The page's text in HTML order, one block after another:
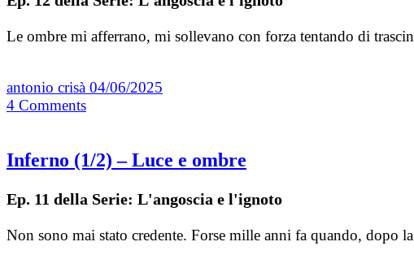
Le ombre mi afferrano, mi sollevano con forza tentando di
antonio crisà 04/06/2025
4 Comments
Inferno (1/2) – Luce e ombre
Ep. 11 della Serie: L'angoscia e l'ignoto
Non sono mai stato credente. Forse mille anni fa quando, dopo